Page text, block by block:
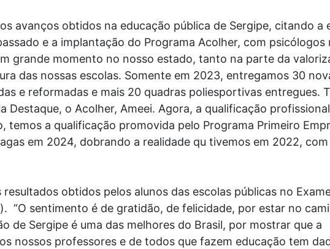
avanços obtidos na educação pública de Sergipe, citando a
e a implantação do Programa Acolher, com psicólogos
grande momento no nosso estado, tanto na parte da
das nossas escolas. Somente em 2023, entregamos 30
e reformadas e mais 20 quadras poliesportivas entregues.
Destaque, o Acolher, Ameei. Agora, a qualificação
temos a qualificação promovida pelo Programa Primeiro
em 2024, dobrando a realidade qu tivemos em 2022, com
obtidos pelos alunos das escolas públicas no
“O sentimento é de gratidão, de felicidade, por estar no
de Sergipe é uma das melhores do Brasil, por mostrar que a
nossos professores e de todos que fazem educação tem